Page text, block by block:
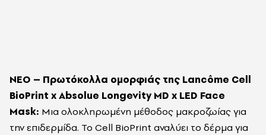
ΝΕΟ – Πρωτόκολλα ομορφιάς της Lancôme Cell
BioPrint x Absolue Longevity MD x LED Face
Mask: Μια ολοκληρωμένη μέθοδος μακροζωίας για
την επιδερμίδα. Το Cell BioPrint αναλύει το δέρμα για